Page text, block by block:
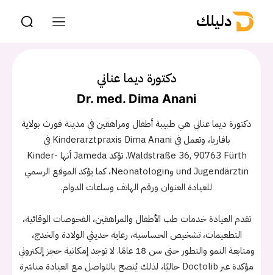
دليلك
دكتورة ديما عناني
Dr. med. Dima Anani
دكتورة ديما عناني هي طبيبة أطفال ومراهقين في مدينة فورث بولاية
بافاريا، وتعمل في Kinderarztpraxis Dima Anani في
Waldstraße 36, 90763 Fürth. تؤكد Jameda أنها Kinder-
und Jugendärztin وNeonatologin، كما يؤكد الموقع الرسمي
للعيادة العنوان ورقم الهاتف وساعات الدوام.
تقدم العيادة خدمات طب الأطفال والمراهقين، الفحوصات الوقائية،
التطعيمات، تشخيص الحساسية، رعاية حديثي الولادة والخدج،
ومتابعة النمو والتطور حتى سن 18 عامًا. لا توجد إمكانية حجز إلكتروني
مؤكدة عبر Doctolib حاليًا، لذلك يُنصح بالتواصل مع العيادة مباشرة